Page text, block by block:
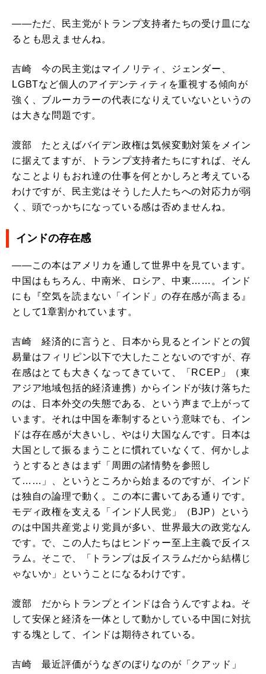
――ただ、民主党がトランプ支持者たちの受け皿にな
るとも思えませんね。
吉崎 今の民主党はマイノリティ、ジェンダー、
LGBTなど個人のアイデンティティを重視する傾向が
強く、ブルーカラーの代表になりえていないというの
は大きな問題です。
渡部 たとえばバイデン政権は気候変動対策をメイン
に据えてますが、トランプ支持者たちにすれば、そん
なことよりもおれ達の仕事を何とかしろと考えている
わけですが、民主党はそうした人たちへの対応力が弱
く、頭でっかちになっている感は否めませんね。
インドの存在感
――この本はアメリカを通して世界中を見ています。
中国はもちろん、中南米、ロシア、中東……。インド
にも『空気を読まない「インド」の存在感が高まる』
として1章割かれています。
吉崎 経済的に言うと、日本から見るとインドとの貿
易量はフィリピン以下で大したことないのですが、存
在感はとても大きくなってきていて、「RCEP」（東
アジア地域包括的経済連携）からインドが抜け落ちた
のは、日本外交の失態である、という声まで上がって
います。それは中国を牽制するという意味でも、イン
ドは存在感が大きいし、やはり大国なんです。日本は
大国として振るまうことに慣れていなくて、何かしよ
うとするときはまず「周囲の諸情勢を参照し
て……」、というところから始まるのですが、インド
は独自の論理で動く。この本に書いてある通りです。
モディ政権を支える「インド人民党」（BJP）という
のは中国共産党より党員が多い、世界最大の政党なん
です。で、この人たちはヒンドゥー至上主義で反イス
ラム。そこで、「トランプは反イスラムだから結構じ
ゃないか」ということになるわけです。
渡部 だからトランプとインドは合うんですよね。そ
して安保と経済を一体として動かしている中国に対抗
する塊として、インドは期待されている。
吉崎 最近評価がうなぎのぼりなのが「クアッド」